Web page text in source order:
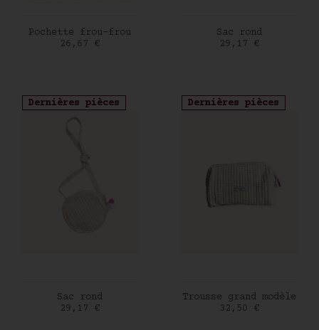
AJOUTER AU PANIER
Pochette frou-frou
Prix
26,67 €
AJOUTER AU PANIER
Sac rond
Prix
29,17 €
Dernières pièces
AJOUTER AU PANIER
Sac rond
Prix
29,17 €
Dernières pièces
AJOUTER AU PANIER
Trousse grand modèle
Prix
32,50 €